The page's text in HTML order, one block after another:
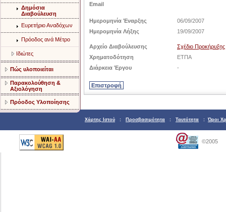
Δημόσια
Διαβούλευση
Ευρετήριο Αναδόχων
Πρόοδος ανά Μέτρο
Ιδιώτες
Πώς υλοποιείται
Παρακολούθηση &
Αξιολόγηση
Πρόοδος Υλοποίησης
Email
Ημερομηνία Έναρξης
06/09/2007
Ημερομηνία Λήξης
19/09/2007
Αρχείο Διαβούλευσης
Σχέδιο Προκήρυξης
Χρηματοδότηση
ΕΤΠΑ
Διάρκεια Έργου
-
Χάρτης Ιστού : Προσβασιμότητα : Ταυτότητα : Όροι
©2005